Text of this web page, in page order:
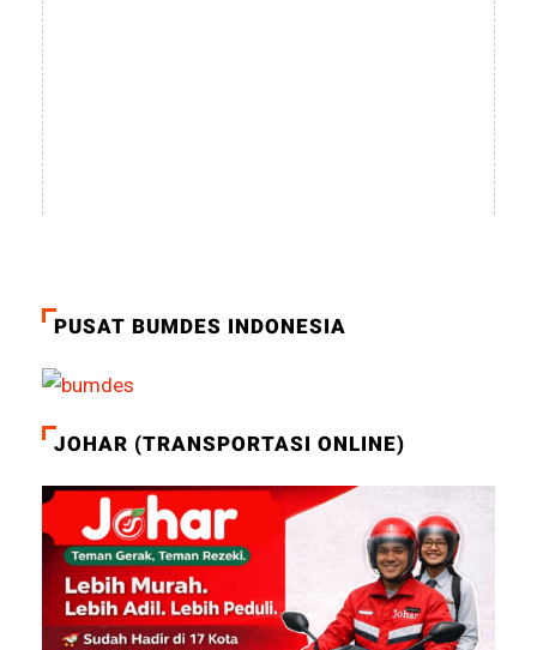
PUSAT BUMDES INDONESIA
JOHAR (TRANSPORTASI ONLINE)